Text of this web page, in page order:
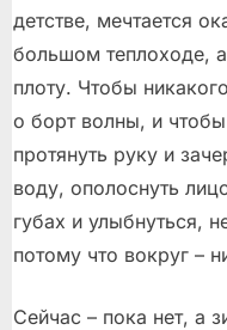
детстве, мечтается
большом теплоходе,
плоту. Чтобы
о борт волны, и
протянуть руку и
воду, ополоснуть
губах и улыбнуться,
потому что вокруг –
Сейчас – пока нет, а